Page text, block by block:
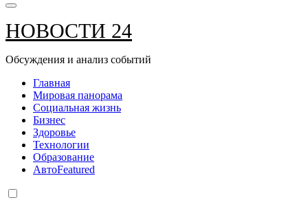
НОВОСТИ 24
Обсуждения и анализ событий
Главная
Мировая панорама
Социальная жизнь
Бизнес
Здоровье
Технологии
Образование
АвтоFeatured